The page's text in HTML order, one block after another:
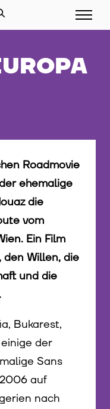
Roadmovie
ehemalige
die
vom
Ein Film
Willen, die
und die
Bukarest,
der
Sans
auf
nach